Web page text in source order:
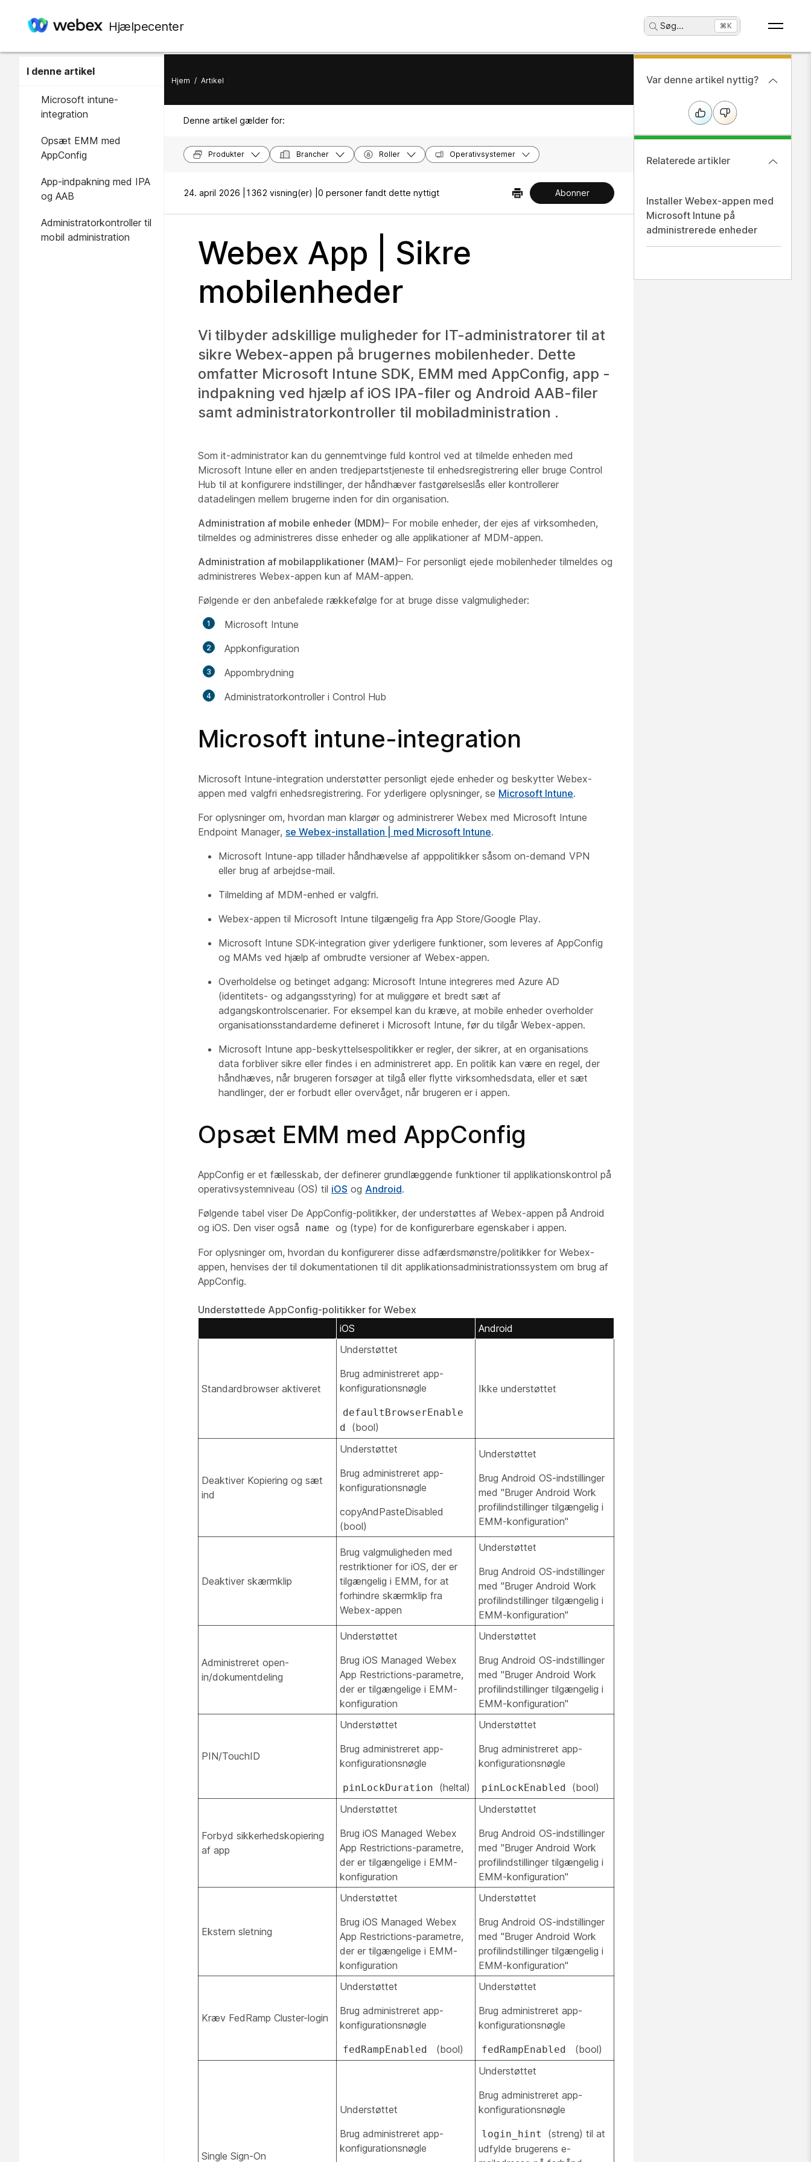
Hjælpecenter Søg... ⌘K
I denne artikel
Microsoft intune-
integration
Opsæt EMM med
AppConfig
App-indpakning med IPA
og AAB
Administratorkontroller til
mobil administration
Hjem / Artikel
Denne artikel gælder for:
Produkter Brancher Roller Operativsystemer
24. april 2026 | 1362 visning(er) | 0 personer fandt dette nyttigt Abonner
Webex App | Sikre
mobilenheder
Vi tilbyder adskillige muligheder for IT-administratorer til at
sikre Webex-appen på brugernes mobilenheder. Dette
omfatter Microsoft Intune SDK, EMM med AppConfig, app -
indpakning ved hjælp af iOS IPA-filer og Android AAB-filer
samt administratorkontroller til mobiladministration .
Som it-administrator kan du gennemtvinge fuld kontrol ved at tilmelde enheden med
Microsoft Intune eller en anden tredjepartstjeneste til enhedsregistrering eller bruge Control
Hub til at konfigurere indstillinger, der håndhæver fastgørelseslås eller kontrollerer
datadelingen mellem brugerne inden for din organisation.
Administration af mobile enheder (MDM)– For mobile enheder, der ejes af virksomheden,
tilmeldes og administreres disse enheder og alle applikationer af MDM-appen.
Administration af mobilapplikationer (MAM)– For personligt ejede mobilenheder tilmeldes og
administreres Webex-appen kun af MAM-appen.
Følgende er den anbefalede rækkefølge for at bruge disse valgmuligheder:
Microsoft Intune
Appkonfiguration
Appombrydning
Administratorkontroller i Control Hub
Microsoft intune-integration
Microsoft Intune-integration understøtter personligt ejede enheder og beskytter Webex-
appen med valgfri enhedsregistrering. For yderligere oplysninger, se Microsoft Intune.
For oplysninger om, hvordan man klargør og administrerer Webex med Microsoft Intune
Endpoint Manager, se Webex-installation | med Microsoft Intune.
Microsoft Intune-app tillader håndhævelse af apppolitikker såsom on-demand VPN
eller brug af arbejdse-mail.
Tilmelding af MDM-enhed er valgfri.
Webex-appen til Microsoft Intune tilgængelig fra App Store/Google Play.
Microsoft Intune SDK-integration giver yderligere funktioner, som leveres af AppConfig
og MAMs ved hjælp af ombrudte versioner af Webex-appen.
Overholdelse og betinget adgang: Microsoft Intune integreres med Azure AD
(identitets- og adgangsstyring) for at muliggøre et bredt sæt af
adgangskontrolscenarier. For eksempel kan du kræve, at mobile enheder overholder
organisationsstandarderne defineret i Microsoft Intune, før du tilgår Webex-appen.
Microsoft Intune app-beskyttelsespolitikker er regler, der sikrer, at en organisations
data forbliver sikre eller findes i en administreret app. En politik kan være en regel, der
håndhæves, når brugeren forsøger at tilgå eller flytte virksomhedsdata, eller et sæt
handlinger, der er forbudt eller overvåget, når brugeren er i appen.
Opsæt EMM med AppConfig
AppConfig er et fællesskab, der definerer grundlæggende funktioner til applikationskontrol på
operativsystemniveau (OS) til iOS og Android.
Følgende tabel viser De AppConfig-politikker, der understøttes af Webex-appen på Android
og iOS. Den viser også
name og (type) for de konfigurerbare egenskaber i appen.
For oplysninger om, hvordan du konfigurerer disse adfærdsmønstre/politikker for Webex-
appen, henvises der til dokumentationen til dit applikationsadministrationssystem om brug af
AppConfig.
Understøttede AppConfig-politikker for Webex
iOS
Android
Standardbrowser aktiveret
Understøttet
Brug administreret app-
konfigurationsnøgle
defaultBrowserEnable
d
(bool)
Ikke understøttet
Deaktiver Kopiering og sæt
ind
Understøttet
Brug administreret app-
konfigurationsnøgle
copyAndPasteDisabled
(bool)
Understøttet
Brug Android OS-indstillinger
med "Bruger Android Work
profilindstillinger tilgængelig i
EMM-konfiguration"
Deaktiver skærmklip
Brug valgmuligheden med
restriktioner for iOS, der er
tilgængelig i EMM, for at
forhindre skærmklip fra
Webex-appen
Understøttet
Brug Android OS-indstillinger
med "Bruger Android Work
profilindstillinger tilgængelig i
EMM-konfiguration"
Administreret open-
in/dokumentdeling
Understøttet
Brug iOS Managed Webex
App Restrictions-parametre,
der er tilgængelige i EMM-
konfiguration
Understøttet
Brug Android OS-indstillinger
med "Bruger Android Work
profilindstillinger tilgængelig i
EMM-konfiguration"
PIN/TouchID
Understøttet
Brug administreret app-
konfigurationsnøgle
pinLockDuration (heltal)
Understøttet
Brug administreret app-
konfigurationsnøgle
pinLockEnabled (bool)
Forbyd sikkerhedskopiering
af app
Understøttet
Brug iOS Managed Webex
App Restrictions-parametre,
der er tilgængelige i EMM-
konfiguration
Understøttet
Brug Android OS-indstillinger
med "Bruger Android Work
profilindstillinger tilgængelig i
EMM-konfiguration"
Ekstern sletning
Understøttet
Brug iOS Managed Webex
App Restrictions-parametre,
der er tilgængelige i EMM-
konfiguration
Understøttet
Brug Android OS-indstillinger
med "Bruger Android Work
profilindstillinger tilgængelig i
EMM-konfiguration"
Kræv FedRamp Cluster-login
Understøttet
Brug administreret app-
konfigurationsnøgle
fedRampEnabled (bool)
Understøttet
Brug administreret app-
konfigurationsnøgle
fedRampEnabled (bool)
Single Sign-On
Understøttet
Brug administreret app-
konfigurationsnøgle
Understøttet
Brug administreret app-
konfigurationsnøgle
login_hint
(streng) til at
udfylde brugerens e-
Var denne artikel nyttig?
Relaterede artikler
Installer Webex-appen med
Microsoft Intune på
administrerede enheder